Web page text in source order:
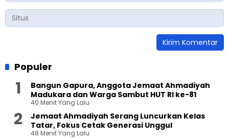
Populer
Bangun Gapura, Anggota Jemaat Ahmadiyah
Madukara dan Warga Sambut HUT RI ke-81
40 Menit Yang Lalu
Jemaat Ahmadiyah Serang Luncurkan Kelas
Tatar, Fokus Cetak Generasi Unggul
48 Menit Yang Lalu